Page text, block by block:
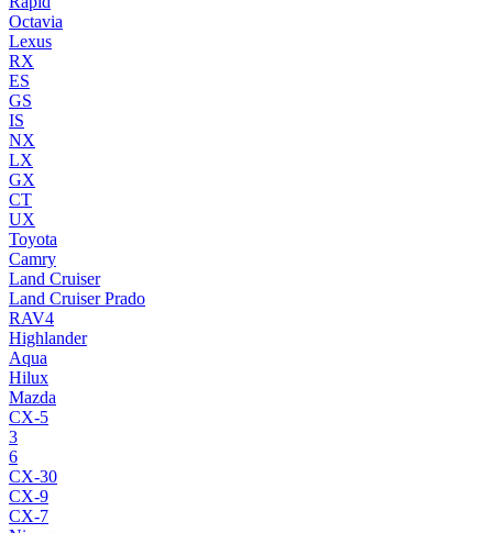
Octavia
Lexus
RX
ES
GS
IS
NX
LX
GX
CT
UX
Toyota
Camry
Land Cruiser
Land Cruiser Prado
RAV4
Highlander
Aqua
Hilux
Mazda
CX-5
3
6
CX-30
CX-9
CX-7